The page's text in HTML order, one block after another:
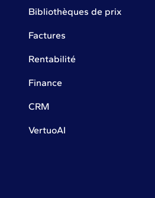
Bibliothèques de prix
Factures
Rentabilité
Finance
CRM
VertuoAI